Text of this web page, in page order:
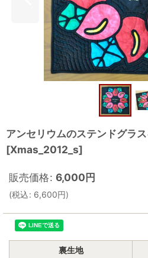
アンセリウムのステンドグラ
[Xmas_2012_s]
販売価格: 6,000円
(税込: 6,600円)
裏生地